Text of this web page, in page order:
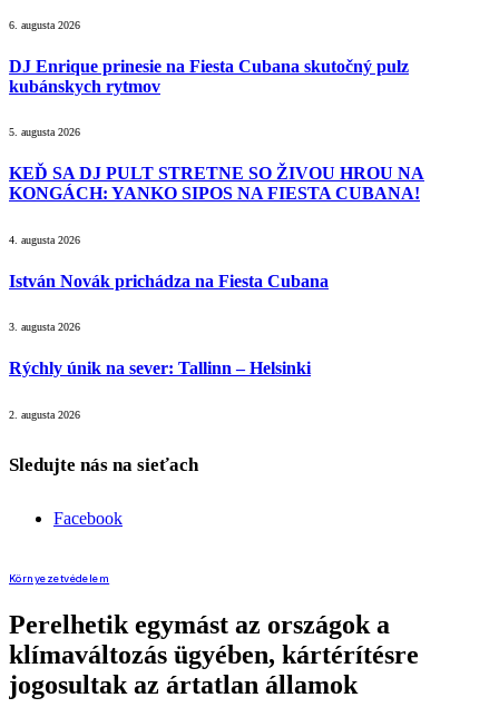
6. augusta 2026
DJ Enrique prinesie na Fiesta Cubana skutočný pulz
kubánskych rytmov
5. augusta 2026
KEĎ SA DJ PULT STRETNE SO ŽIVOU HROU NA
KONGÁCH: YANKO SIPOS NA FIESTA CUBANA!
4. augusta 2026
István Novák prichádza na Fiesta Cubana
3. augusta 2026
Rýchly únik na sever: Tallinn – Helsinki
2. augusta 2026
Sledujte nás na sieťach
Facebook
Környezetvédelem
Perelhetik egymást az országok a
klímaváltozás ügyében, kártérítésre
jogosultak az ártatlan államok